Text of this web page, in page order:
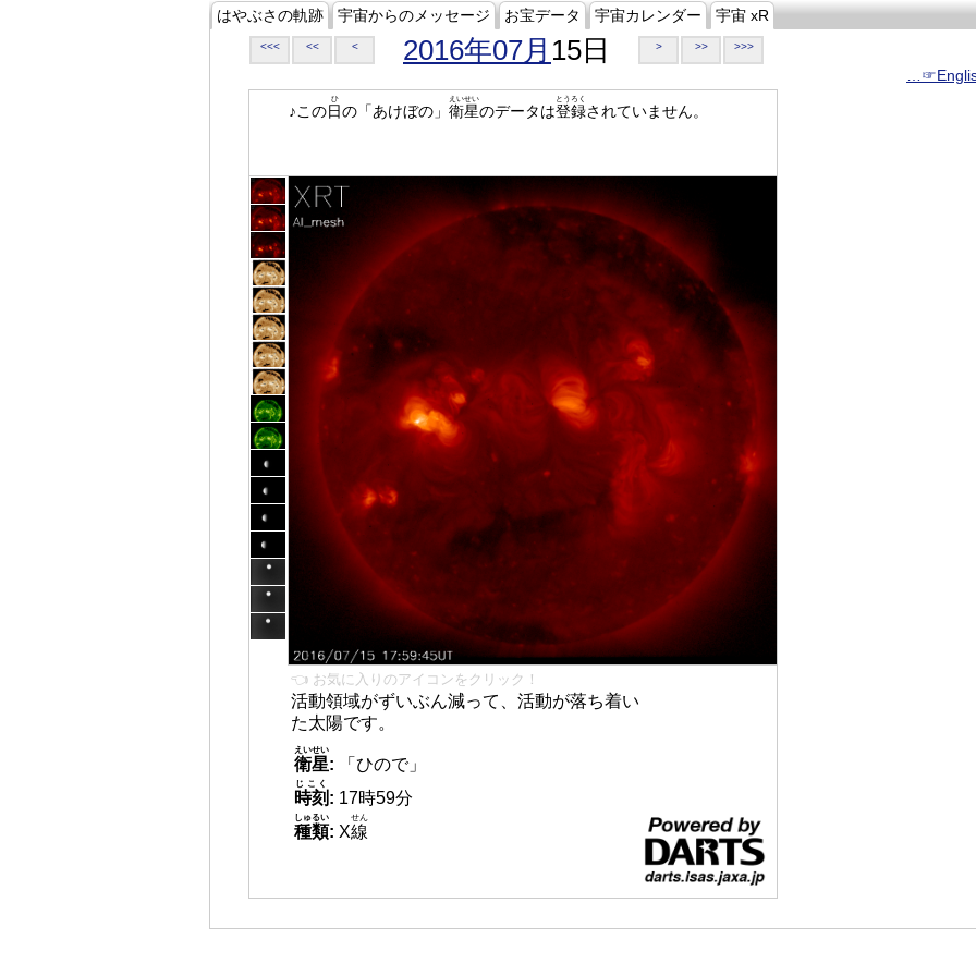
はやぶさの軌跡 宇宙からのメッセージ お宝データ 宇宙カレンダー 宇宙 xR
<<< << < 2016年07月 15日 > >> >>>
♪この日
ひ
の「あけぼの」 衛星
えいせい
のデータは登録
とうろく
されていません。
👈 お気に入りのアイコンをクリック！
活動領域がずいぶん減って、活動が落ち着い
た太陽です。
衛星
えいせい
:
「ひので」
時刻
じこく
: 17時59分
種類
しゅるい
: X線
せん